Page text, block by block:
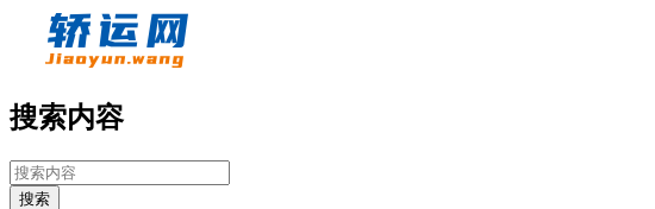
搜索内容
搜索